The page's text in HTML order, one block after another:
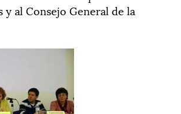
y al Consejo General de la